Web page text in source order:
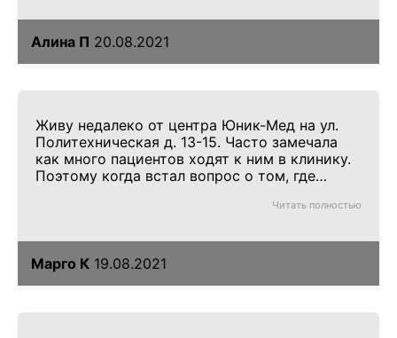
Алина П 20.08.2021
Живу недалеко от центра Юник-Мед на ул.
Политехническая д. 13-15. Часто замечала
как много пациентов ходят к ним в клинику.
Поэтому когда встал вопрос о том, где
записалась к ним. Результат получила в день
хороших акций.
Читать полностью
Марго К 19.08.2021